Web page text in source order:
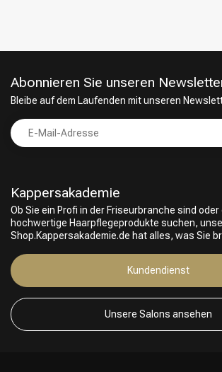
Friseurwahl
Kappersakademie
Ob Sie ein Profi in der Friseurbranche sind
hochwertige Haarpflegeprodukte suchen,
Shop.Kappersakademie.de hat alles, was Sie
Kundendienst
Unsere Salons ansehen
Abonnieren Sie unseren
Bleibe auf dem Laufenden mit unseren